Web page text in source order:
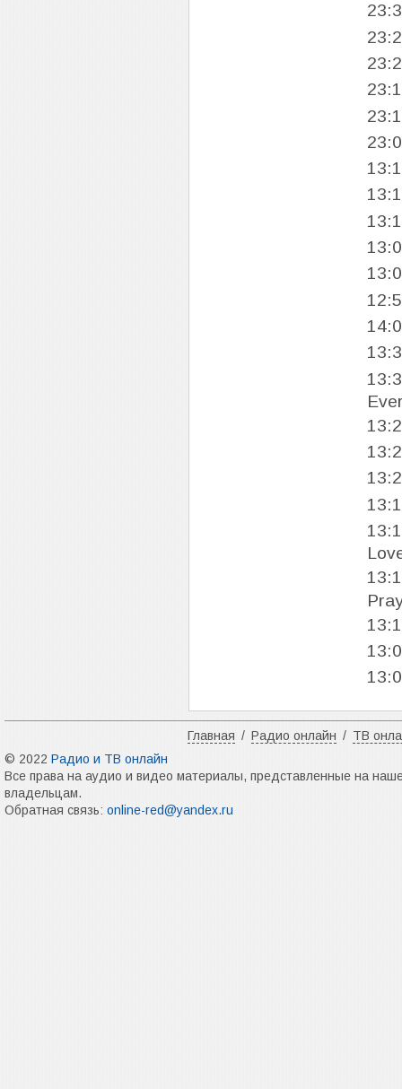
Главная / Радио онлайн / ТВ
© 2022 Радио и ТВ онлайн
Все права на аудио и видео материалы, представленные на
владельцам.
Обратная связь: online-red@yandex.ru